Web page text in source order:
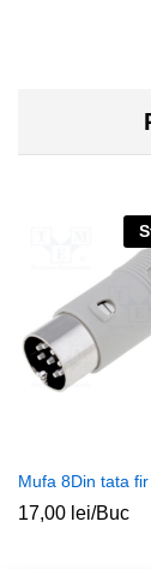
Mufa 8Din tata
17,00 lei/Buc